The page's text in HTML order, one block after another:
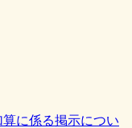
に係る掲示につい